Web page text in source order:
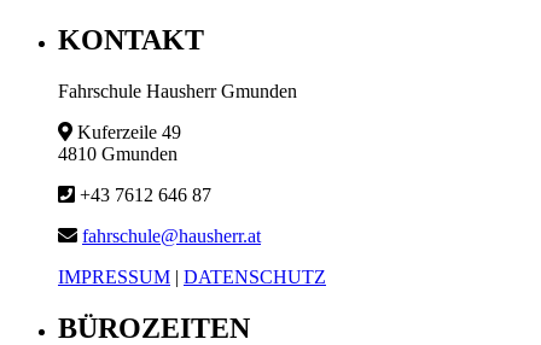
KONTAKT
Fahrschule Hausherr Gmunden
Kuferzeile 49
4810 Gmunden
+43 7612 646 87
fahrschule@hausherr.at
IMPRESSUM | DATENSCHUTZ
BÜROZEITEN